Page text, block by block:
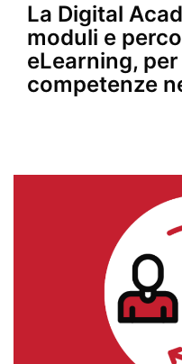
La Digital
moduli e
eLearning,
competenze